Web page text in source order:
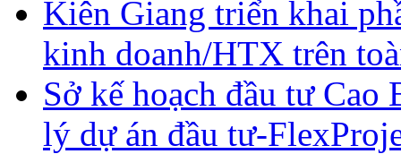
Kiên Giang triển khai
kinh doanh/HTX trên
Sở kế hoạch đầu tư
lý dự án đầu tư-